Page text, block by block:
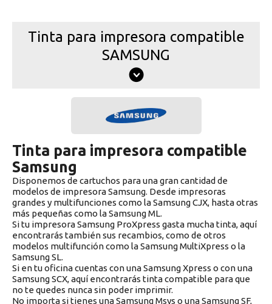
Tinta para impresora compatible
SAMSUNG
Tinta para impresora compatible
Samsung
Disponemos de cartuchos para una gran cantidad de
modelos de impresora Samsung. Desde impresoras
grandes y multifunciones como la Samsung CJX, hasta otras
más pequeñas como la Samsung ML.
Si tu impresora Samsung ProXpress gasta mucha tinta, aquí
encontrarás también sus recambios, como de otros
modelos multifunción como la Samsung MultiXpress o la
Samsung SL.
Si en tu oficina cuentas con una Samsung Xpress o con una
Samsung SCX, aquí encontrarás tinta compatible para que
no te quedes nunca sin poder imprimir.
No importa si tienes una Samsung Msys o una Samsung SF,